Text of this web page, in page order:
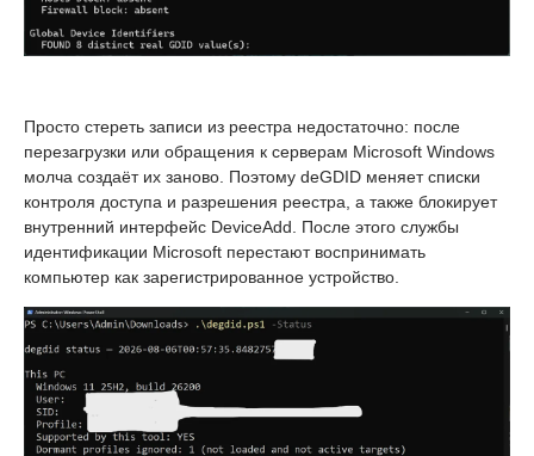
Просто стереть записи из реестра недостаточно: после
перезагрузки или обращения к серверам Microsoft Windows
молча создаёт их заново. Поэтому deGDID меняет списки
контроля доступа и разрешения реестра, а также блокирует
внутренний интерфейс DeviceAdd. После этого службы
идентификации Microsoft перестают воспринимать
компьютер как зарегистрированное устройство.